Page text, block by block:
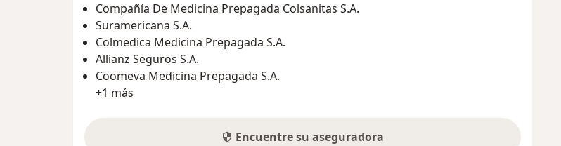
Compañía De Medicina Prepagada Colsanitas S.A.
Suramericana S.A.
Colmedica Medicina Prepagada S.A.
Allianz Seguros S.A.
Coomeva Medicina Prepagada S.A.
+1 más
Encuentre su aseguradora